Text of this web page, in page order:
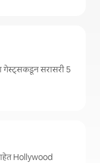
गेस्ट्सकडून सरासरी 5
Hollywood